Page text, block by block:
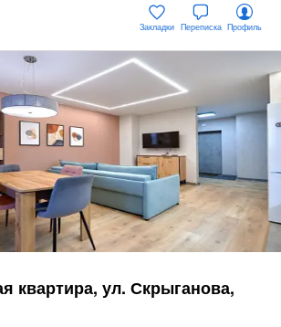
Закладки Переписка Профиль
квартира, ул. Скрыганова,